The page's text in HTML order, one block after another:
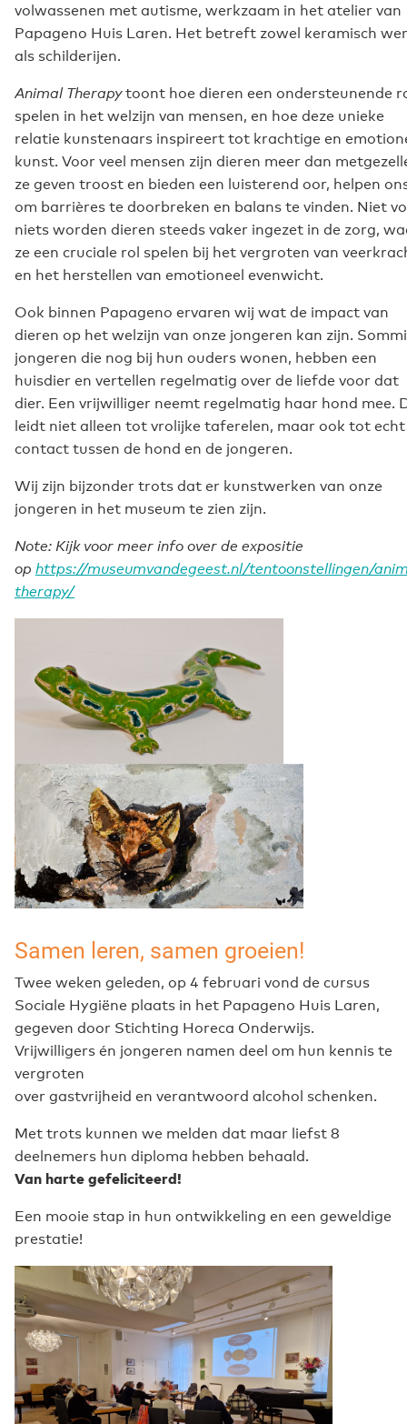
volwassenen met autisme, werkzaam in het atelier van
Papageno Huis Laren. Het betreft zowel keramisch
als schilderijen.
Animal Therapytoont hoe dieren een ondersteunende
spelen in het welzijn van mensen, en hoe deze unieke
relatie kunstenaars inspireert tot krachtige en
kunst. Voor veel mensen zijn dieren meer dan
ze geven troost en bieden een luisterend oor, helpen
om barrières te doorbreken en balans te vinden. Niet
niets worden dieren steeds vaker ingezet in de zorg,
ze een cruciale rol spelen bij het vergroten van
en het herstellen van emotioneel evenwicht.
Ook binnen Papageno ervaren wij wat de impact van
dieren op het welzijn van onze jongeren kan zijn.
jongeren die nog bij hun ouders wonen, hebben een
huisdier en vertellen regelmatig over de liefde voor dat
dier. Een vrijwilliger neemt regelmatig haar hond mee.
leidt niet alleen tot vrolijke taferelen, maar ook tot echt
contact tussen de hond en de jongeren.
Wij zijn bijzonder trots dat er kunstwerken van onze
jongeren in het museum te zien zijn.
Note: Kijk voor meer info over de expositie
op https://museumvandegeest.nl/tentoonstellingen/
therapy/
Samen leren, samen groeien!
Twee weken geleden, op 4 februari vond de cursus
Sociale Hygiëne plaats in het Papageno Huis Laren,
gegeven door Stichting Horeca Onderwijs.
Vrijwilligers én jongeren namen deel om hun kennis te
vergroten
over gastvrijheid en verantwoord alcohol schenken.
Met trots kunnen we melden dat maar liefst 8
deelnemers hun diploma hebben behaald.
Van harte gefeliciteerd!
Een mooie stap in hun ontwikkeling en een geweldige
prestatie!